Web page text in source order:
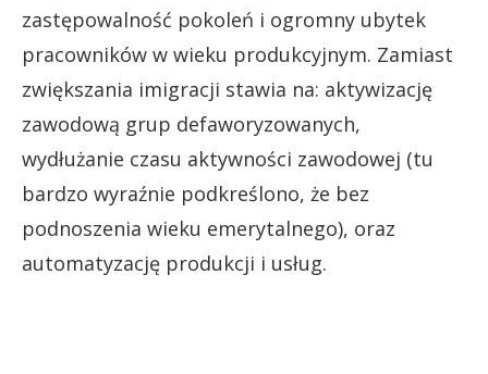
zastępowalność pokoleń i ogromny ubytek
pracowników w wieku produkcyjnym. Zamiast
zwiększania imigracji stawia na: aktywizację
zawodową grup defaworyzowanych,
wydłużanie czasu aktywności zawodowej (tu
bardzo wyraźnie podkreślono, że bez
podnoszenia wieku emerytalnego), oraz
automatyzację produkcji i usług.